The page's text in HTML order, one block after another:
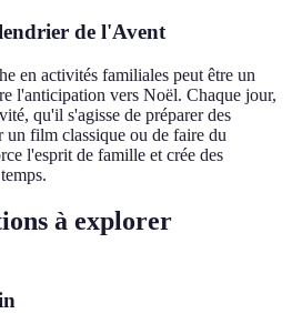
de l'Avent
en activités familiales peut être un
l'anticipation vers Noël. Chaque jour,
qu'il s'agisse de préparer des
un film classique ou de faire du
l'esprit de famille et crée des
à explorer